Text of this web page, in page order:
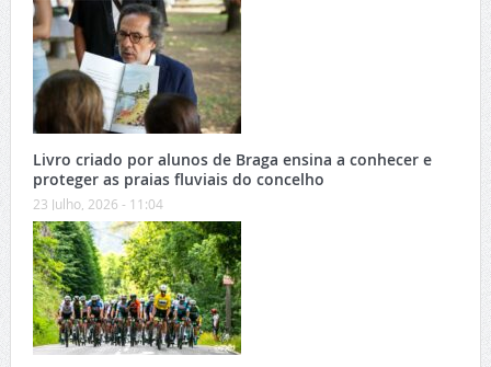
Livro criado por alunos de Braga ensina a conhecer e
proteger as praias fluviais do concelho
23 Julho, 2026 - 11:04